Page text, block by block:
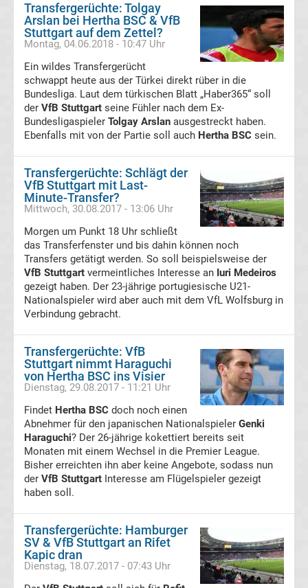
Transfergerüchte
Alemannia
Aachen
Transfergerüchte
Bielefeld
Transfergerüchte
Bayer
Leverkusen
Transfergerüchte
Bayern
München
Transfergerüchte
Borussia
Dortmund
Borussia
Transfergerüchte: Tolgay
Arslan bei Hertha BSC & VfB
Stuttgart auf dem Zettel?
Montag, 04.06.2018 - 10:47 Uhr
Ein wildes Transfergerücht
schwappt heute aus der Türkei direkt rüber in die
Bundesliga. Laut dem türkischen Blatt „Haber365“ soll
der VfB Stuttgart seine Fühler nach dem Ex-
Bundesligaspieler Tolgay Arslan ausgestreckt haben.
Ebenfalls mit von der Partie soll auch Hertha BSC sein.
Transfergerüchte: Schlägt der
VfB Stuttgart mit Last-
Minute-Transfer?
Mittwoch, 30.08.2017 - 13:06 Uhr
Morgen um Punkt 18 Uhr schließt
das Transferfenster und bis dahin können noch
Transfers getätigt werden. So soll beispielsweise der
VfB Stuttgart vermeintliches Interesse an Iuri Medeiros
gezeigt haben. Der 23-jährige portugiesische U21-
Nationalspieler wird aber auch mit dem VfL Wolfsburg in
Verbindung gebracht.
Transfergerüchte: VfB
Stuttgart nimmt Haraguchi
von Hertha BSC ins Visier
Dienstag, 29.08.2017 - 11:21 Uhr
Findet Hertha BSC doch noch einen
Abnehmer für den japanischen Nationalspieler Genki
Haraguchi? Der 26-jährige kokettiert bereits seit
Monaten mit einem Wechsel in die Premier League.
Bisher erreichten ihn aber keine Angebote, sodass nun
der VfB Stuttgart Interesse am Flügelspieler gezeigt
haben soll.
Transfergerüchte: Hamburger
SV & VfB Stuttgart an Rifet
Kapic dran
Dienstag, 18.07.2017 - 07:43 Uhr